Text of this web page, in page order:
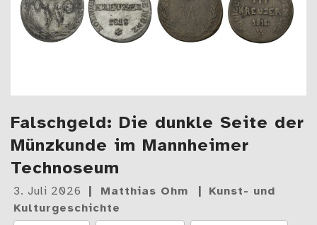
Falschgeld: Die dunkle Seite der
Münzkunde im Mannheimer
Technoseum
Gepostet
am
3. Juli 2026 Matthias Ohm
Kunst- und
Kulturgeschichte